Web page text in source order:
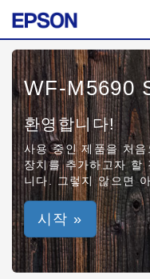
WF-M5690
환영합니다!
사용 중인 제품을 처
장치를 추가하고자 할
니다. 그렇지 않으면
시작 »